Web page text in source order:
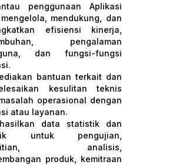
penggunaan Aplikasi
mendukung, dan
efisiensi kinerja,
pengalaman
dan fungsi-fungsi
bantuan terkait dan
kesulitan teknis
operasional dengan
atau layanan.
data statistik dan
untuk pengujian,
analisis,
produk, kemitraan